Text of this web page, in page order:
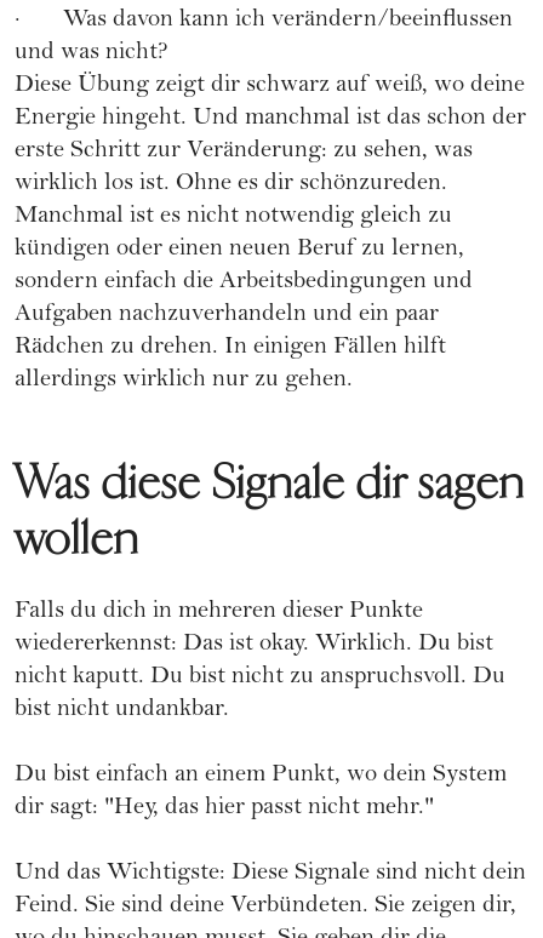
· Was davon kann ich verändern/beeinflussen
und was nicht?
Diese Übung zeigt dir schwarz auf weiß, wo deine
Energie hingeht. Und manchmal ist das schon der
erste Schritt zur Veränderung: zu sehen, was
wirklich los ist. Ohne es dir schönzureden.
Manchmal ist es nicht notwendig gleich zu
kündigen oder einen neuen Beruf zu lernen,
sondern einfach die Arbeitsbedingungen und
Aufgaben nachzuverhandeln und ein paar
Rädchen zu drehen. In einigen Fällen hilft
allerdings wirklich nur zu gehen.
Was diese Signale dir sagen
wollen
Falls du dich in mehreren dieser Punkte
wiedererkennst: Das ist okay. Wirklich. Du bist
nicht kaputt. Du bist nicht zu anspruchsvoll. Du
bist nicht undankbar.
Du bist einfach an einem Punkt, wo dein System
dir sagt: "Hey, das hier passt nicht mehr."
Und das Wichtigste: Diese Signale sind nicht dein
Feind. Sie sind deine Verbündeten. Sie zeigen dir,